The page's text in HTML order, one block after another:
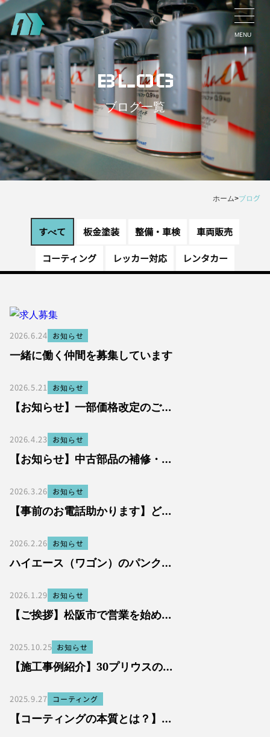
MENU
BLOG
ブログ一覧
ホーム>ブログ
すべて 板金塗装 整備・車検 車両販売
コーティング レッカー対応 レンタカー
2026.6.24 お知らせ
一緒に働く仲間を募集しています
2026.5.21 お知らせ
【お知らせ】一部価格改定のご…
2026.4.23 お知らせ
【お知らせ】中古部品の補修・…
2026.3.26 お知らせ
【事前のお電話助かります】ど…
2026.2.26 お知らせ
ハイエース（ワゴン）のパンク…
2026.1.29 お知らせ
【ご挨拶】松阪市で営業を始め…
2025.10.25 お知らせ
【施工事例紹介】30プリウスの…
2025.9.27 コーティング
【コーティングの本質とは？】…